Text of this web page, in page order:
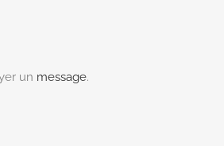
un message.